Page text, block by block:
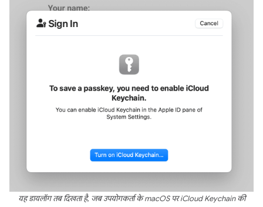
यह डायलॉग तब दिखता है, जब उपयोगकर्ता के macOS पर iCloud Keychain की